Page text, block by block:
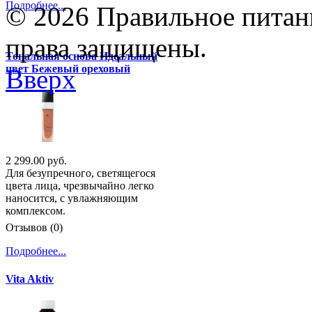
Подробнее...
Тональная основа Идеальный
цвет Бежевый ореховый
2 299.00 руб.
Для безупречного, светящегося
цвета лица, чрезвычайно легко
наносится, с увлажняющим
комплексом.
Отзывов (0)
Подробнее...
Vita Aktiv
© 2026 Правильное
права защищены.
Вверх